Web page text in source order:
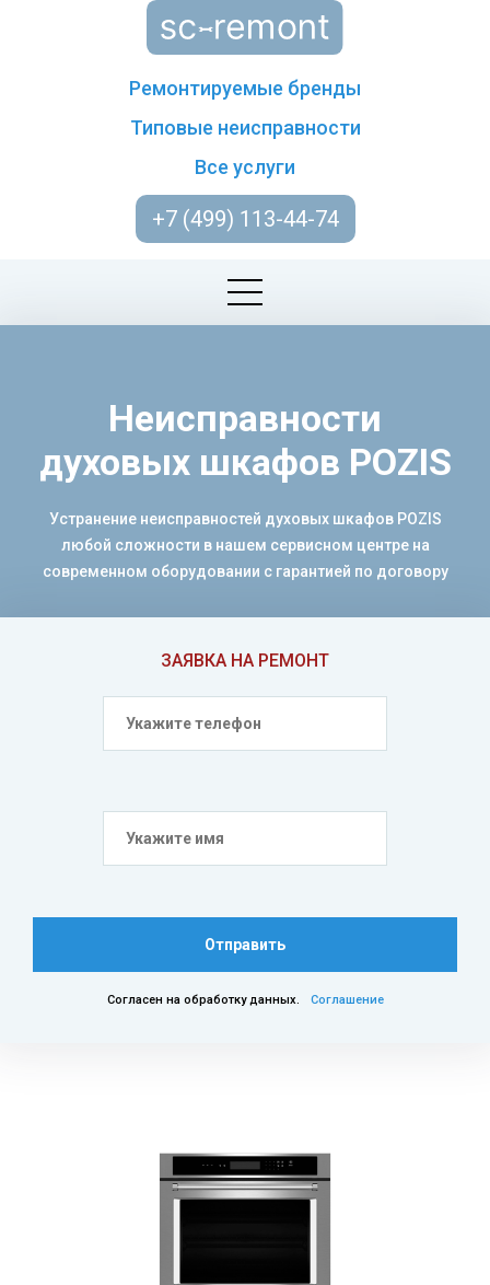
Ремонтируемые бренды
Типовые неисправности
Все услуги
+7 (499) 113-44-74
ЗАЯВКА НА РЕМОНТ
Отправить
Согласен на обработку данных. Соглашение
Неисправности
духовых шкафов POZIS
Устранение неисправностей духовых шкафов POZIS
любой сложности в нашем сервисном центре на
современном оборудовании с гарантией по договору